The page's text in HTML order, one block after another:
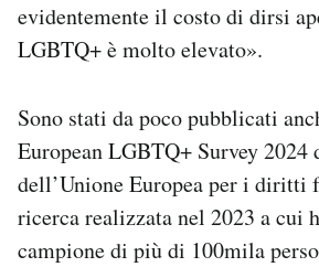
evidentemente il costo di dirsi
LGBTQ+ è molto elevato».
Sono stati da poco pubblicati
European LGBTQ+ Survey 2024
dell’Unione Europea per i diritti
ricerca realizzata nel 2023 a cui
campione di più di 100mila